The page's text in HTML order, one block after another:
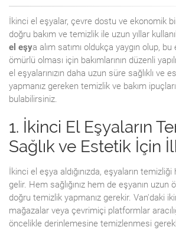
İkinci el eşyalar, çevre dostu ve ekonomik
doğru bakım ve temizlik ile uzun yıllar
el eşya alım satımı oldukça yaygın olup, bu
ömürlü olması için bakımlarının düzenli
el eşyalarınızın daha uzun süre sağlıklı ve
yapmanız gereken temizlik ve bakım
bulabilirsiniz.
1. İkinci El Eşyaların
Sağlık ve Estetik İçin
İkinci el eşya aldığınızda, eşyaların
gelir. Hem sağlığınız hem de eşyanın
doğru temizlik yapmanız gerekir. Van'daki
mağazalar veya çevrimiçi platformlar
öncelikle derinlemesine temizlenmesi